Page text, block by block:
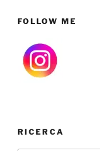
FOLLOW ME
RICERCA